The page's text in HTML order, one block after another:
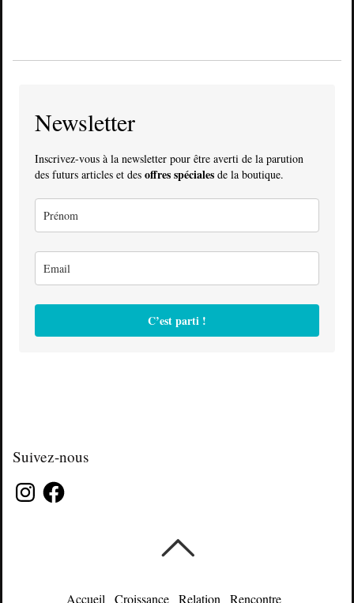
Newsletter
Inscrivez-vous à la newsletter pour être averti de la parution
des futurs articles et des offres spéciales de la boutique.
C’est parti !
Suivez-nous
InstagramFacebook
Accueil Croissance Relation Rencontre